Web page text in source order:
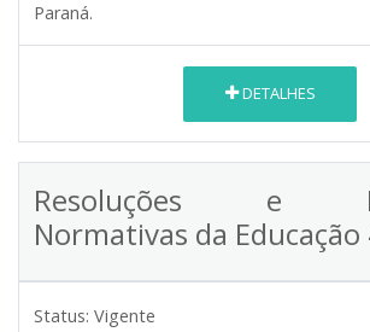
Paraná.
DETALHES
Resoluções e
Normativas da
Status: Vigente